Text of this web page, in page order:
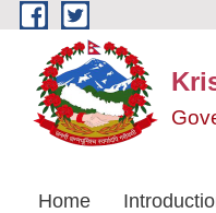
Skip to main content
Home